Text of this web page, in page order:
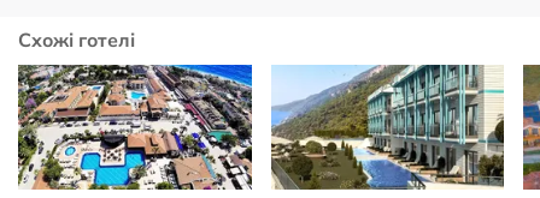
Схожі готелі